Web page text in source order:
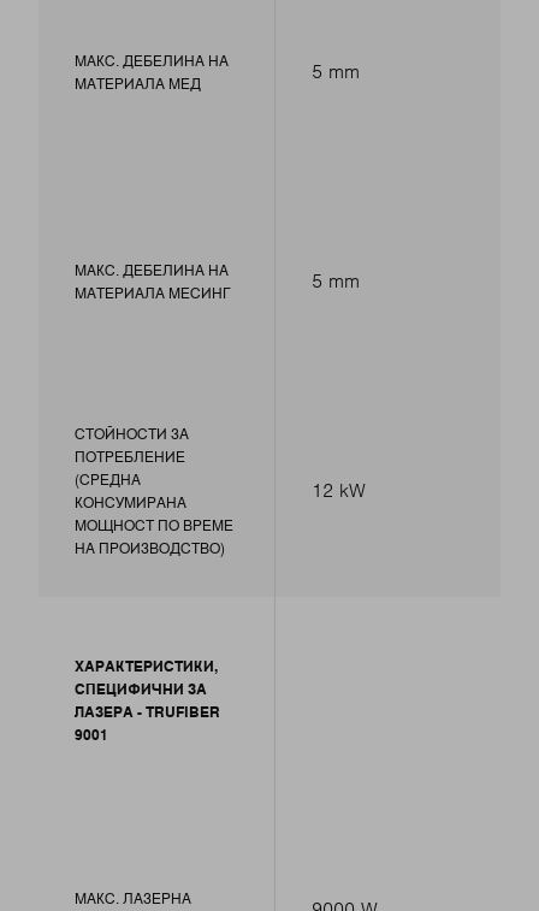
МАКС. ДЕБЕЛИНА НА
МАТЕРИАЛА МЕД
МАКС. ДЕБЕЛИНА НА
МАТЕРИАЛА МЕСИНГ
СТОЙНОСТИ ЗА
ПОТРЕБЛЕНИЕ
(СРЕДНА
КОНСУМИРАНА
МОЩНОСТ ПО ВРЕМЕ
НА ПРОИЗВОДСТВО)
ХАРАКТЕРИСТИКИ,
СПЕЦИФИЧНИ ЗА
ЛАЗЕРА - TRUFIBER
9001
МАКС. ЛАЗЕРНА
5 mm
5 mm
12 kW